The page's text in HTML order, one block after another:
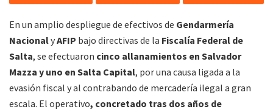
En un amplio despliegue de efectivos de Gendarmería
NacionalyAFIP bajo directivas de la Fiscalía Federal de
Salta, se efectuaron cinco allanamientos en Salvador
Mazza y uno en Salta Capital, por una causa ligada a la
evasión fiscal y al contrabando de mercadería ilegal a gran
escala. El operativo, concretado tras dos años de